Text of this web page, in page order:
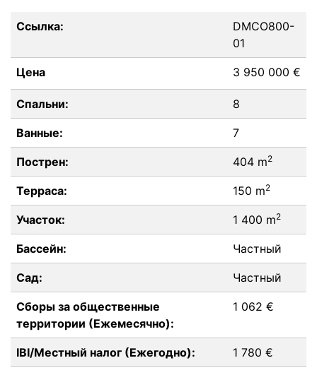
Ссылка:
DMCO800-
01
Цена 3 950 000 €
Спальни: 8
Ванные: 7
Пострен: 404 m2
Терраса: 150 m2
Участок: 1 400 m2
Бассейн: Частный
Сад: Частный
Сборы за общественные
территории (Ежемесячно):
1 062 €
IBI/Местный налог (Ежегодно): 1 780 €